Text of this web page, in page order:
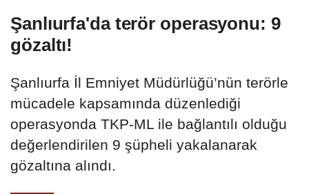
Şanlıurfa'da terör operasyonu: 9
gözaltı!
Şanlıurfa İl Emniyet Müdürlüğü’nün terörle
mücadele kapsamında düzenlediği
operasyonda TKP-ML ile bağlantılı olduğu
değerlendirilen 9 şüpheli yakalanarak
gözaltına alındı.